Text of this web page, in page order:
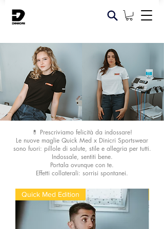
💊 Prescriviamo felicità da indossare!
Le nuove maglie Quick Med x Dinicri Sportswear
sono fuori: pillole di salute, stile e allegria per tutti.
Indossale, sentiti bene.
Portala ovunque con te.
Effetti collaterali: sorrisi spontanei.
Quick Med Edition